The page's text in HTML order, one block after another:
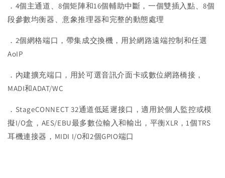
．4個主通道、8個矩陣和16個輔助中斷，一個雙插入點、8個
段參數均衡器、意象推理器和完整的動態處理
．2個網格端口，帶集成交換機，用於網路遠端控制和任選
AoIP
．內建擴充端口，用於可選音訊介面卡或數位網路橋接，
MADI和ADAT/WC
．StageCONNECT 32通道低延遲接口，適用於個人監控或模
擬I/O盒，AES/EBU最多數位輸入和輸出，平衡XLR，1個TRS
耳機連接器，MIDI I/O和2個GPIO端口